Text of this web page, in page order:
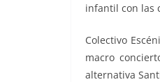
infantil con las
Colectivo
macro
alternativa